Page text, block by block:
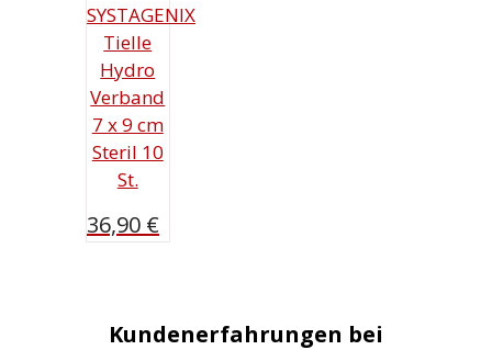
SYSTAGENIX
Tielle
Hydro
Verband
7 x 9 cm
Steril 10
St.
36,90 €
Kundenerfahrungen bei